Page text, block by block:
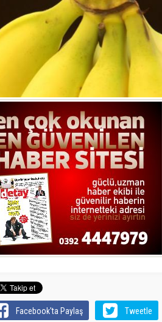
Facebook'ta Paylaş Tweetle